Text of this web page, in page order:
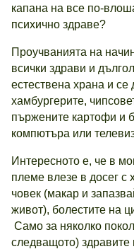
капана на все по-
психично здраве?
Проучванията на
всички здрави и
естествена храна и
хамбургерите,
пържените картофи и
компютъра или
Интересното е, че в
племе влезе в досег с
човек (макар и
живот), болестите на
Само за няколко
следващото) здравите